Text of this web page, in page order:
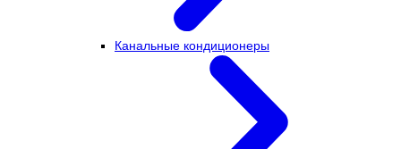
Канальные кондиционеры